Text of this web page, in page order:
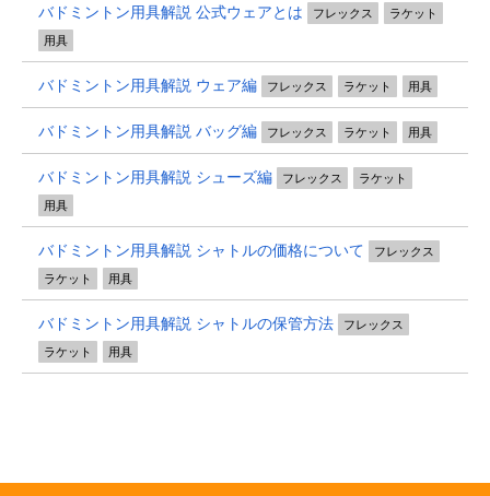
バドミントン用具解説 公式ウェアとは フレックス
ラケット
用具
バドミントン用具解説 ウェア編 フレックス ラケット 用具
バドミントン用具解説 バッグ編 フレックス ラケット 用具
バドミントン用具解説 シューズ編 フレックス
ラケット
用具
バドミントン用具解説 シャトルの価格について
フレックス
ラケット
用具
バドミントン用具解説 シャトルの保管方法
フレックス
ラケット
用具